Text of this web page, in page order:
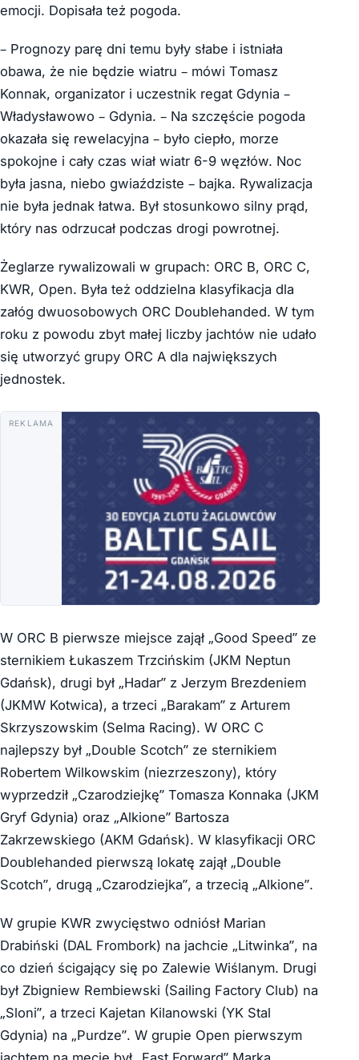
emocji. Dopisała też pogoda.
– Prognozy parę dni temu były słabe i istniała
obawa, że nie będzie wiatru – mówi Tomasz
Konnak, organizator i uczestnik regat Gdynia –
Władysławowo – Gdynia. – Na szczęście pogoda
okazała się rewelacyjna – było ciepło, morze
spokojne i cały czas wiał wiatr 6-9 węzłów. Noc
była jasna, niebo gwiaździste – bajka. Rywalizacja
nie była jednak łatwa. Był stosunkowo silny prąd,
który nas odrzucał podczas drogi powrotnej.
Żeglarze rywalizowali w grupach: ORC B, ORC C,
KWR, Open. Była też oddzielna klasyfikacja dla
załóg dwuosobowych ORC Doublehanded. W tym
roku z powodu zbyt małej liczby jachtów nie udało
się utworzyć grupy ORC A dla największych
jednostek.
REKLAMA
W ORC B pierwsze miejsce zajął „Good Speed” ze
sternikiem Łukaszem Trzcińskim (JKM Neptun
Gdańsk), drugi był „Hadar” z Jerzym Brezdeniem
(JKMW Kotwica), a trzeci „Barakam” z Arturem
Skrzyszowskim (Selma Racing). W ORC C
najlepszy był „Double Scotch” ze sternikiem
Robertem Wilkowskim (niezrzeszony), który
wyprzedził „Czarodziejkę” Tomasza Konnaka (JKM
Gryf Gdynia) oraz „Alkione” Bartosza
Zakrzewskiego (AKM Gdańsk). W klasyfikacji ORC
Doublehanded pierwszą lokatę zajął „Double
Scotch”, drugą „Czarodziejka”, a trzecią „Alkione”.
W grupie KWR zwycięstwo odniósł Marian
Drabiński (DAL Frombork) na jachcie „Litwinka”, na
co dzień ścigający się po Zalewie Wiślanym. Drugi
był Zbigniew Rembiewski (Sailing Factory Club) na
„Sloni”, a trzeci Kajetan Kilanowski (YK Stal
Gdynia) na „Purdze”. W grupie Open pierwszym